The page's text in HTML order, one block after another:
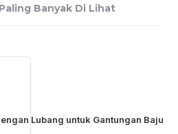
Paling Banyak Di Lihat
Lubang untuk Gantungan Baju